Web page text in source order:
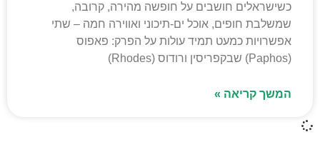
כשישראלים חושבים על חופשה מהירה, קרובה,
שמשלבת חופים, אוכל ים-תיכוני ואווירה חמה – שתי
אפשרויות כמעט תמיד עולות על הפרק: פאפוס
(Paphos) שבקפריסין ורודוס (Rhodes)
המשך קריאה »